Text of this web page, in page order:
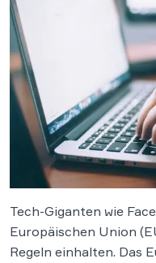
Tech-Giganten wie
Europäischen Union
Regeln einhalten. Das